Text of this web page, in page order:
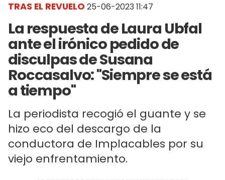
TRAS EL REVUELO 25-06-2023 11:47
La respuesta de Laura Ubfal
ante el irónico pedido de
disculpas de Susana
Roccasalvo: "Siempre se está
a tiempo"
La periodista recogió el guante y se
hizo eco del descargo de la
conductora de Implacables por su
viejo enfrentamiento.